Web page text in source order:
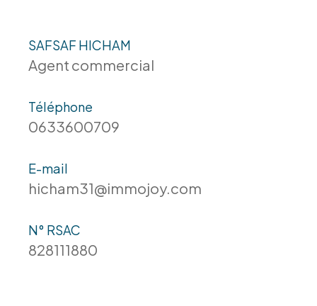
SAFSAF HICHAM
Agent commercial
Téléphone
0633600709
E-mail
hicham31@immojoy.com
N° RSAC
828111880